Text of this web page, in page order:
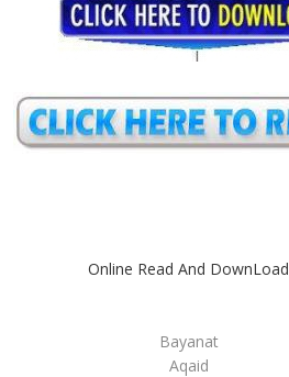
Online Read And DownLoad
Bayanat
Aqaid